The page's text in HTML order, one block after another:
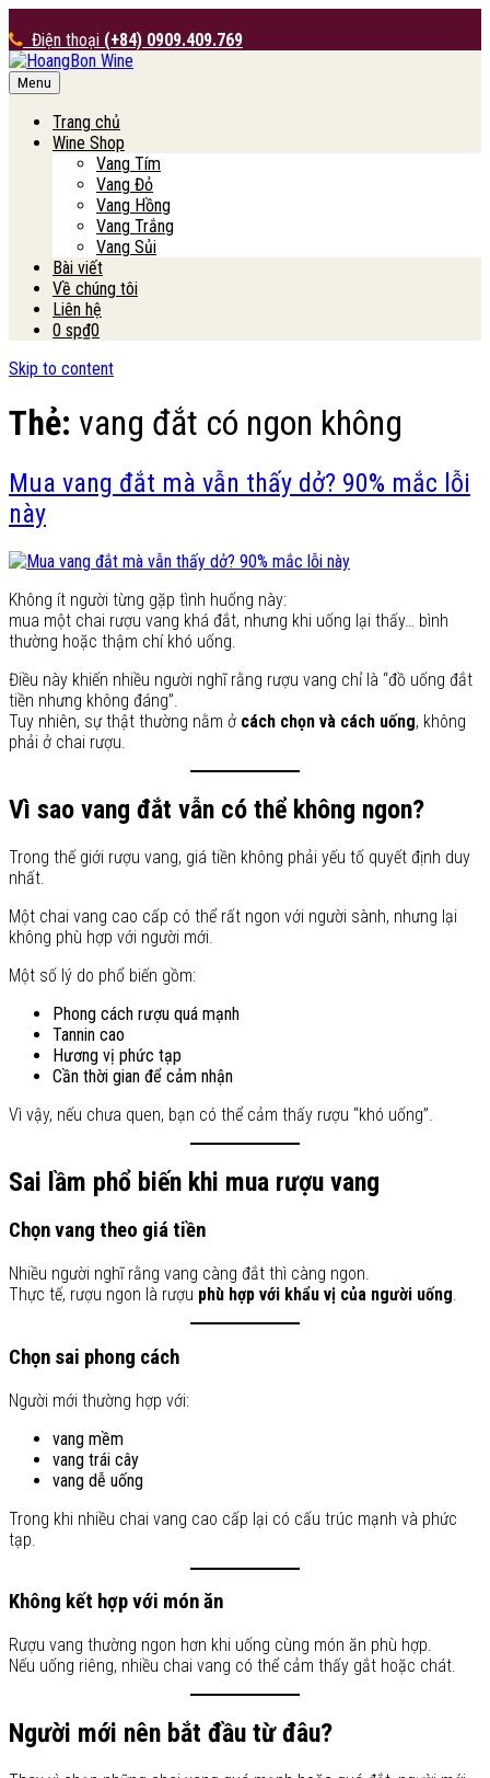
Điện thoại (+84) 0909.409.769
HoangBon Wine
Menu
Trang chủ
Wine Shop
Vang Tím
Vang Đỏ
Vang Hồng
Vang Trắng
Vang Sủi
Bài viết
Về chúng tôi
Liên hệ
0 sp₫0
Skip to content
Thẻ: vang đắt có ngon không
Mua vang đắt mà vẫn thấy dở? 90% mắc lỗi
này
Không ít người từng gặp tình huống này:
mua một chai rượu vang khá đắt, nhưng khi uống lại thấy… bình
thường hoặc thậm chí khó uống.
Điều này khiến nhiều người nghĩ rằng rượu vang chỉ là “đồ uống đắt
tiền nhưng không đáng”.
Tuy nhiên, sự thật thường nằm ở cách chọn và cách uống, không
phải ở chai rượu.
Vì sao vang đắt vẫn có thể không ngon?
Trong thế giới rượu vang, giá tiền không phải yếu tố quyết định duy
nhất.
Một chai vang cao cấp có thể rất ngon với người sành, nhưng lại
không phù hợp với người mới.
Một số lý do phổ biến gồm:
Phong cách rượu quá mạnh
Tannin cao
Hương vị phức tạp
Cần thời gian để cảm nhận
Vì vậy, nếu chưa quen, bạn có thể cảm thấy rượu “khó uống”.
Sai lầm phổ biến khi mua rượu vang
Chọn vang theo giá tiền
Nhiều người nghĩ rằng vang càng đắt thì càng ngon.
Thực tế, rượu ngon là rượu phù hợp với khẩu vị của người uống.
Chọn sai phong cách
Người mới thường hợp với:
vang mềm
vang trái cây
vang dễ uống
Trong khi nhiều chai vang cao cấp lại có cấu trúc mạnh và phức
tạp.
Không kết hợp với món ăn
Rượu vang thường ngon hơn khi uống cùng món ăn phù hợp.
Nếu uống riêng, nhiều chai vang có thể cảm thấy gắt hoặc chát.
Người mới nên bắt đầu từ đâu?